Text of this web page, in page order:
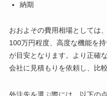
納期
おおよその費用相場としては
100万円程度、高度な機能を
が目安となります。より正確
会社に見積もりを依頼し、比